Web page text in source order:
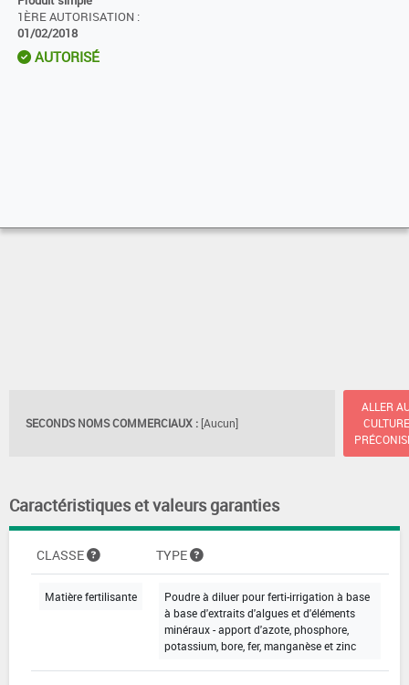
1ÈRE AUTORISATION :
01/02/2018
AUTORISÉ
SECONDS NOMS COMMERCIAUX : [Aucun]
ALLER
Caractéristiques et valeurs garanties
CLASSE TYPE
Matière fertilisante
Poudre à diluer pour ferti-irrigation à base
à base d'extraits d'algues et d'éléments
minéraux - apport d'azote, phosphore,
potassium, bore, fer, manganèse et zinc